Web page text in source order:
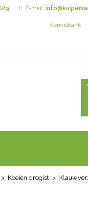
E-mail:
Kennisbank
Koeien drogist